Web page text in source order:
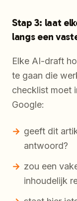
Stap 3: laat
langs een
Elke AI-draft
te gaan die
checklist moet
Google:
geeft dit
antwoord?
zou een
inhoudelijk